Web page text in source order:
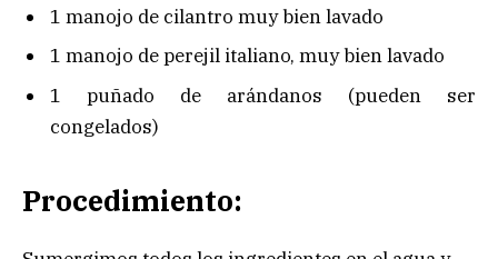
1 manojo de cilantro muy bien lavado
1 manojo de perejil italiano, muy bien lavado
1 puñado de arándanos (pueden ser
congelados)
Procedimiento: